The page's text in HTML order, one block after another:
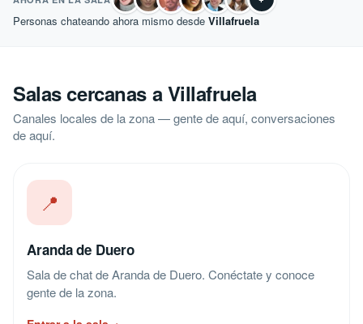
Personas chateando ahora mismo desde Villafruela
Salas cercanas a Villafruela
Canales locales de la zona — gente de aquí, conversaciones
de aquí.
📍
Aranda de Duero
Sala de chat de Aranda de Duero. Conéctate y conoce
gente de la zona.